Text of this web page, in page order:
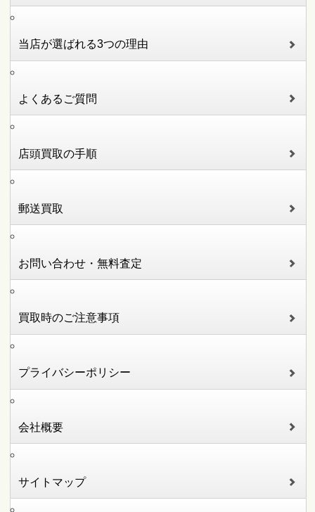
当店が選ばれる3つの理由
よくあるご質問
店頭買取の手順
郵送買取
お問い合わせ・無料査定
買取時のご注意事項
プライバシーポリシー
会社概要
サイトマップ